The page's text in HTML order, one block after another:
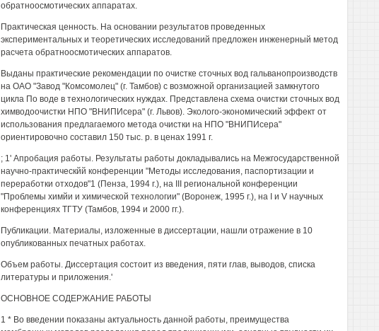
обратноосмотических аппаратах.
Практическая ценность. На основании результатов проведенных
экспериментальных и теоретических исследований предложен инженерный метод
расчета обратноосмотических аппаратов.
Выданы практические рекомендации по очистке сточных вод гальванопроизводств
на ОАО "Завод "Комсомолец" (г. Тамбов) с возможной организацией замкнутого
цикла По воде в технологических нуждах. Представлена схема очистки сточных вод
химводоочистки НПО "ВНИПИсера" (г. Львов). Эколого-экономический эффект от
использования предлагаемого метода очистки на НПО "ВНИПИсера"
ориентировочно составил 150 тыс. р. в ценах 1991 г.
; 1' Апробация работы. Результаты работы докладывались на Межгосударственной
научно-практическйй конференции "Методы исследования, паспортизации и
переработки отходов"1 (Пенза, 1994 г.), на III региональной конференции
"Проблемы химйи и химической технологии" (Воронеж, 1995 г.), на I и V научных
конференциях ТГТУ (Тамбов, 1994 и 2000 гг.).
Публикации. Материалы, изложенные в диссертации, нашли отражение в 10
опубликованных печатных работах.
Объем работы. Диссертация состоит из введения, пяти глав, выводов, списка
литературы и приложения.'
ОСНОВНОЕ СОДЕРЖАНИЕ РАБОТЫ
1 * Во введении показаны актуальность данной работы, преимущества